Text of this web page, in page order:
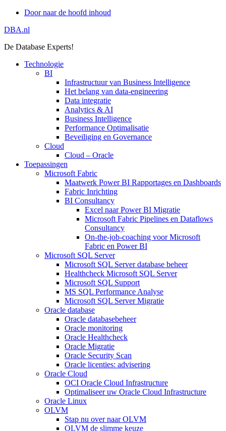
Door naar de hoofd inhoud
DBA.nl
De Database Experts!
Technologie
BI
Infrastructuur van Business Intelligence
Het belang van data-engineering
Data integratie
Analytics & AI
Business Intelligence
Performance Optimalisatie
Beveiliging en Governance
Cloud
Cloud – Oracle
Toepassingen
Microsoft Fabric
Maatwerk Power BI Rapportages en Dashboards
Fabric Inrichting
BI Consultancy
Excel naar Power BI Migratie
Microsoft Fabric Pipelines en Dataflows
Consultancy
On-the-job-coaching voor Microsoft
Fabric en Power BI
Microsoft SQL Server
Microsoft SQL Server database beheer
Healthcheck Microsoft SQL Server
Microsoft SQL Support
MS SQL Performance Analyse
Microsoft SQL Server Migratie
Oracle database
Oracle databasebeheer
Oracle monitoring
Oracle Healthcheck
Oracle Migratie
Oracle Security Scan
Oracle licenties: advisering
Oracle Cloud
OCI Oracle Cloud Infrastructure
Optimaliseer uw Oracle Cloud Infrastructure
Oracle Linux
OLVM
Stap nu over naar OLVM
OLVM de slimme keuze